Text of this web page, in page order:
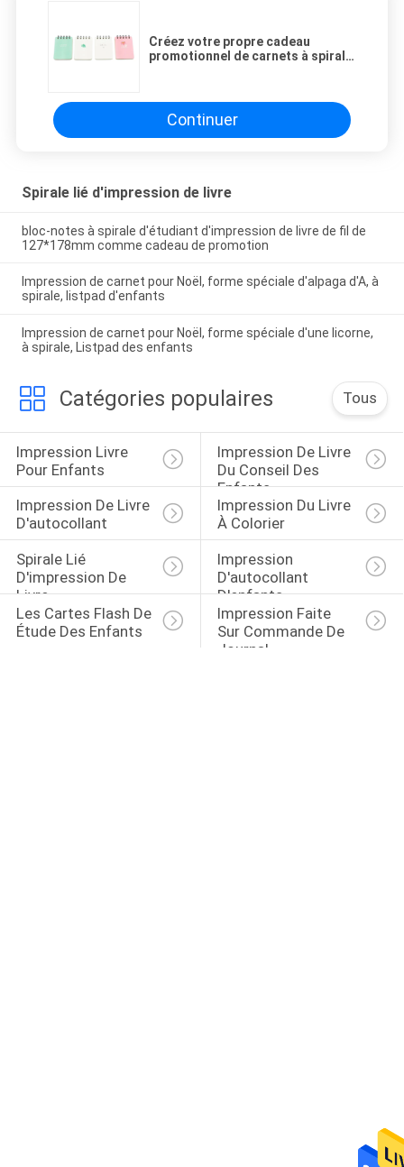
Créez votre propre cadeau
promotionnel de carnets à spirale
Continuer
Spirale lié d'impression de livre
bloc-notes à spirale d'étudiant d'impression de livre de fil de
127*178mm comme cadeau de promotion
Impression de carnet pour Noël, forme spéciale d'alpaga d'A, à
spirale, listpad d'enfants
Impression de carnet pour Noël, forme spéciale d'une licorne,
à spirale, Listpad des enfants
Catégories populaires Tous
Impression Livre
Pour Enfants
Impression De Livre
Du Conseil Des
Enfants
Impression De Livre
D'autocollant
Impression Du Livre
À Colorier
Spirale Lié
D'impression De
Livre
Impression
D'autocollant
D'enfants
Les Cartes Flash De
Étude Des Enfants
Impression Faite
Sur Commande De
Journal